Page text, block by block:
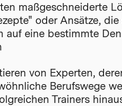
maßgeschneiderte
oder Ansätze,
auf eine bestimmte
von Experten,
Berufswege
Trainers